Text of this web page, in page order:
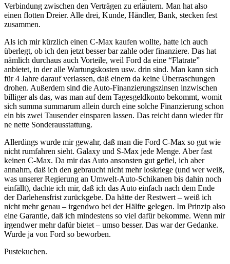
Verbindung zwischen den Verträgen zu erläutern. Man hat also
einen flotten Dreier. Alle drei, Kunde, Händler, Bank, stecken fest
zusammen.
Als ich mir kürzlich einen C-Max kaufen wollte, hatte ich auch
überlegt, ob ich den jetzt besser bar zahle oder finanziere. Das hat
nämlich durchaus auch Vorteile, weil Ford da eine “Flatrate”
anbietet, in der alle Wartungskosten usw. drin sind. Man kann sich
für 4 Jahre darauf verlassen, daß einem da keine Überraschungen
drohen. Außerdem sind die Auto-Finanzierungszinsen inzwischen
billiger als das, was man auf dem Tagesgeldkonto bekommt, womit
sich summa summarum allein durch eine solche Finanzierung schon
ein bis zwei Tausender einsparen lassen. Das reicht dann wieder für
ne nette Sonderausstattung.
Allerdings wurde mir gewahr, daß man die Ford C-Max so gut wie
nicht rumfahren sieht. Galaxy und S-Max jede Menge. Aber fast
keinen C-Max. Da mir das Auto ansonsten gut gefiel, ich aber
annahm, daß ich den gebraucht nicht mehr loskriege (und wer weiß,
was unserer Regierung an Umwelt-Auto-Schikanen bis dahin noch
einfällt), dachte ich mir, daß ich das Auto einfach nach dem Ende
der Darlehensfrist zurückgebe. Da hätte der Restwert – weiß ich
nicht mehr genau – irgendwo bei der Hälfte gelegen. Im Prinzip also
eine Garantie, daß ich mindestens so viel dafür bekomme. Wenn mir
irgendwer mehr dafür bietet – umso besser. Das war der Gedanke.
Wurde ja von Ford so beworben.
Pustekuchen.